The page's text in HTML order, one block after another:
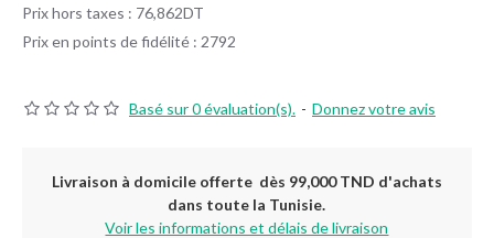
Basé sur 0 évaluation(s). - Donnez votre avis
Prix hors taxes : 76,862DT
Prix en points de fidélité : 2792
Livraison à domicile offerte dès 99,000 TND d'achats
dans toute la Tunisie.
Voir les informations et délais de livraison